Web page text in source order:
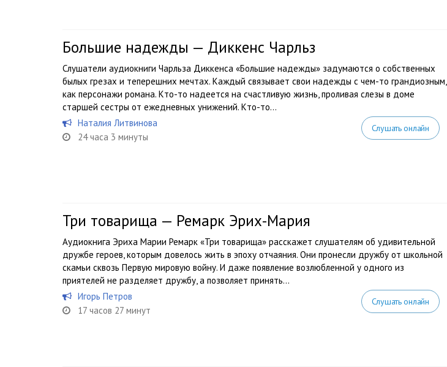
Большие надежды — Диккенс Чарльз
Слушатели аудиокниги Чарльза Диккенса «Большие надежды» задумаются о собственных
былых грезах и теперешних мечтах. Каждый связывает свои надежды с чем-то грандиозным,
как персонажи романа. Кто-то надеется на счастливую жизнь, проливая слезы в доме
старшей сестры от ежедневных унижений. Кто-то...
Наталия Литвинова
24 часа 3 минуты
Слушать онлайн
Три товарища — Ремарк Эрих-Мария
Аудиокнига Эриха Марии Ремарк «Три товарища» расскажет слушателям об удивительной
дружбе героев, которым довелось жить в эпоху отчаяния. Они пронесли дружбу от школьной
скамьи сквозь Первую мировую войну. И даже появление возлюбленной у одного из
приятелей не разделяет дружбу, а позволяет принять...
Игорь Петров
17 часов 27 минут
Слушать онлайн